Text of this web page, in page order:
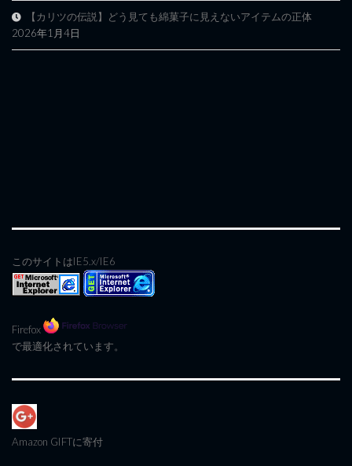
【カリツの伝説】どう見ても綿菓子に見えないアイテムの正体
2026年1月4日
このサイトはIE5.x/IE6
Firefox
で最適化されています。
Amazon GIFTに寄付